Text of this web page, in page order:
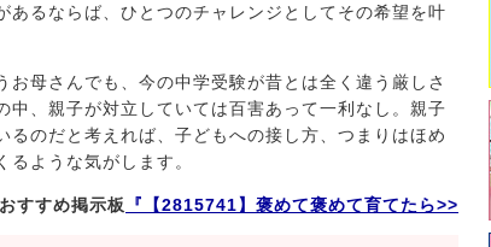
あるならば、ひとつのチャレンジとしてその希望を叶
母さんでも、今の中学受験が昔とは全く違う厳しさ
中、親子が対立していては百害あって一利なし。親子
のだと考えれば、子どもへの接し方、つまりはほめ
ような気がします。
すすめ掲示板 『【2815741】褒めて褒めて育てたら>>